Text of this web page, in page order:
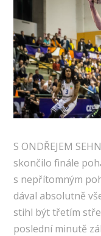
S ONDŘEJEM
skončilo finále
s nepřítomným
dával absolutně
stihl být třetím
poslední minutě